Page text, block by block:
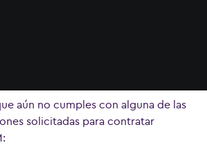
aún no cumples con alguna de las
solicitadas para contratar